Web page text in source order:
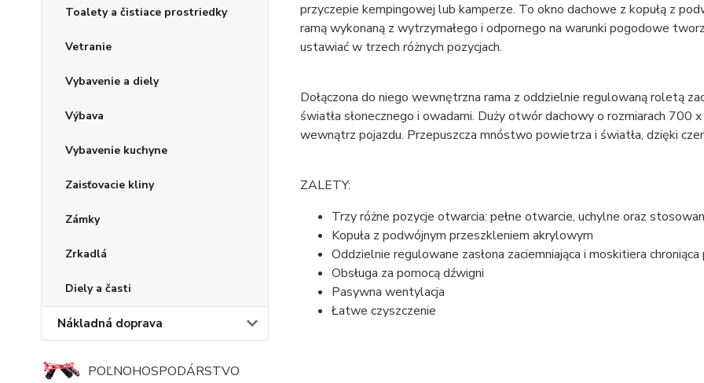
Toalety a čistiace prostriedky
Vetranie
Vybavenie a diely
Výbava
Vybavenie kuchyne
Zaisťovacie kliny
Zámky
Zrkadlá
Diely a časti
Nákladná doprava
POĽNOHOSPODÁRSTVO
przyczepie kempingowej lub kamperze. To okno dachowe z kopułą z
ramą wykonaną z wytrzymałego i odpornego na warunki pogodowe
ustawiać w trzech różnych pozycjach.
Dołączona do niego wewnętrzna rama z oddzielnie regulowaną roletą
światła słonecznego i owadami. Duży otwór dachowy o rozmiarach
wewnątrz pojazdu. Przepuszcza mnóstwo powietrza i światła, dzięki
ZALETY:
Trzy różne pozycje otwarcia: pełne otwarcie, uchylne oraz
Kopuła z podwójnym przeszkleniem akrylowym
Oddzielnie regulowane zasłona zaciemniająca i moskitiera
Obsługa za pomocą dźwigni
Pasywna wentylacja
Łatwe czyszczenie